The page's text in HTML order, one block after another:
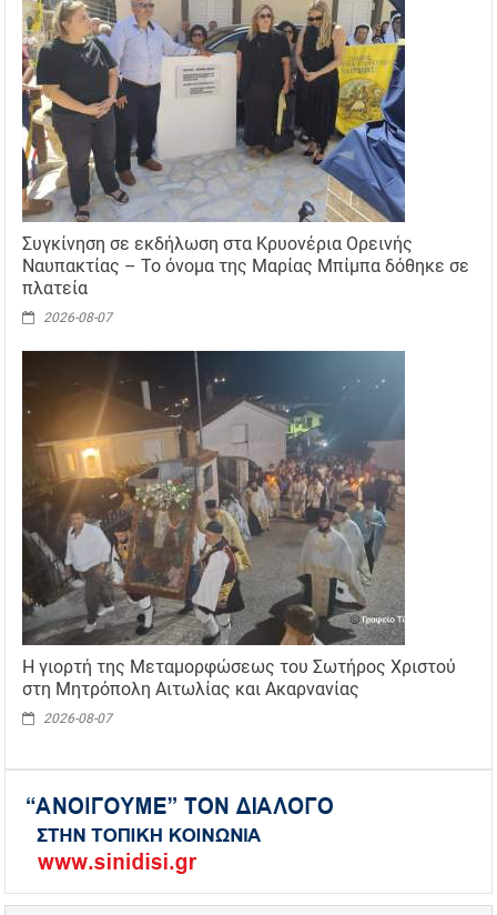
Συγκίνηση σε εκδήλωση στα Κρυονέρια Ορεινής
Ναυπακτίας – Το όνομα της Μαρίας Μπίμπα δόθηκε σε
πλατεία
2026-08-07
Η γιορτή της Μεταμορφώσεως του Σωτήρος Χριστού
στη Μητρόπολη Αιτωλίας και Ακαρνανίας
2026-08-07